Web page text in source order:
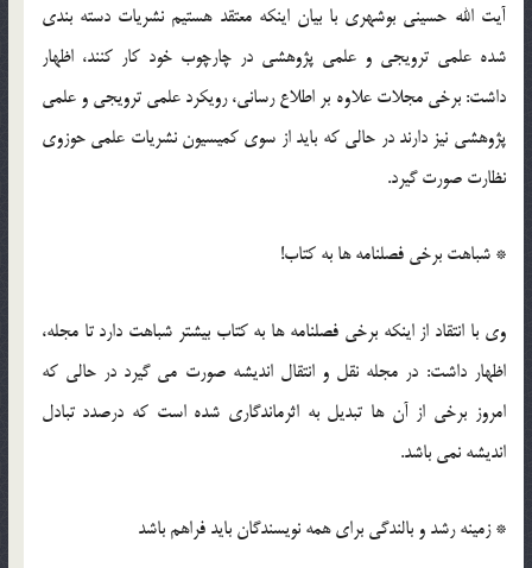
آیت الله حسینی بوشهری با بیان اینکه معتقد هستیم نشریات دسته بندی
شده علمی ترویجی و علمی پژوهشی در چارچوب خود کار کنند، اظهار
داشت: برخی مجلات علاوه بر اطلاع رسانی، رویکرد علمی ترویجی و علمی
پژوهشی نیز دارند در حالی که باید از سوی کمیسیون نشریات علمی حوزوی
نظارت صورت گیرد.
* شباهت برخی فصلنامه ها به کتاب!
وی با انتقاد از اینکه برخی فصلنامه ها به کتاب بیشتر شباهت دارد تا مجله،
اظهار داشت: در مجله نقل و انتقال اندیشه صورت می گیرد در حالی که
امروز برخی از آن ها تبدیل به اثرماندگاری شده است که درصدد تبادل
اندیشه نمی باشد.
* زمینه رشد و بالندگی برای همه نویسندگان باید فراهم باشد